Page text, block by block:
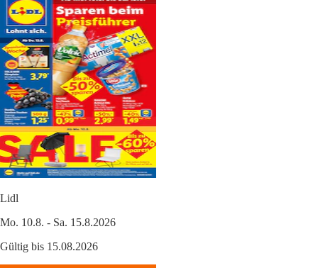
Lidl
Mo. 10.8. - Sa. 15.8.2026
Gültig bis 15.08.2026